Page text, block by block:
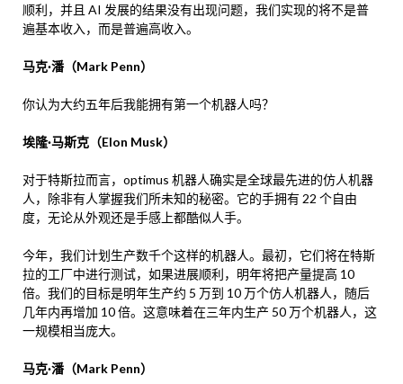
顺利，并且 AI 发展的结果没有出现问题，我们实现的将不是普
遍基本收入，而是普遍高收入。
马克·潘（Mark Penn）
你认为大约五年后我能拥有第一个机器人吗？
埃隆·马斯克（Elon Musk）
对于特斯拉而言，optimus 机器人确实是全球最先进的仿人机器
人，除非有人掌握我们所未知的秘密。它的手拥有 22 个自由
度，无论从外观还是手感上都酷似人手。
今年，我们计划生产数千个这样的机器人。最初，它们将在特斯
拉的工厂中进行测试，如果进展顺利，明年将把产量提高 10
倍。我们的目标是明年生产约 5 万到 10 万个仿人机器人，随后
几年内再增加 10 倍。这意味着在三年内生产 50 万个机器人，这
一规模相当庞大。
马克·潘（Mark Penn）